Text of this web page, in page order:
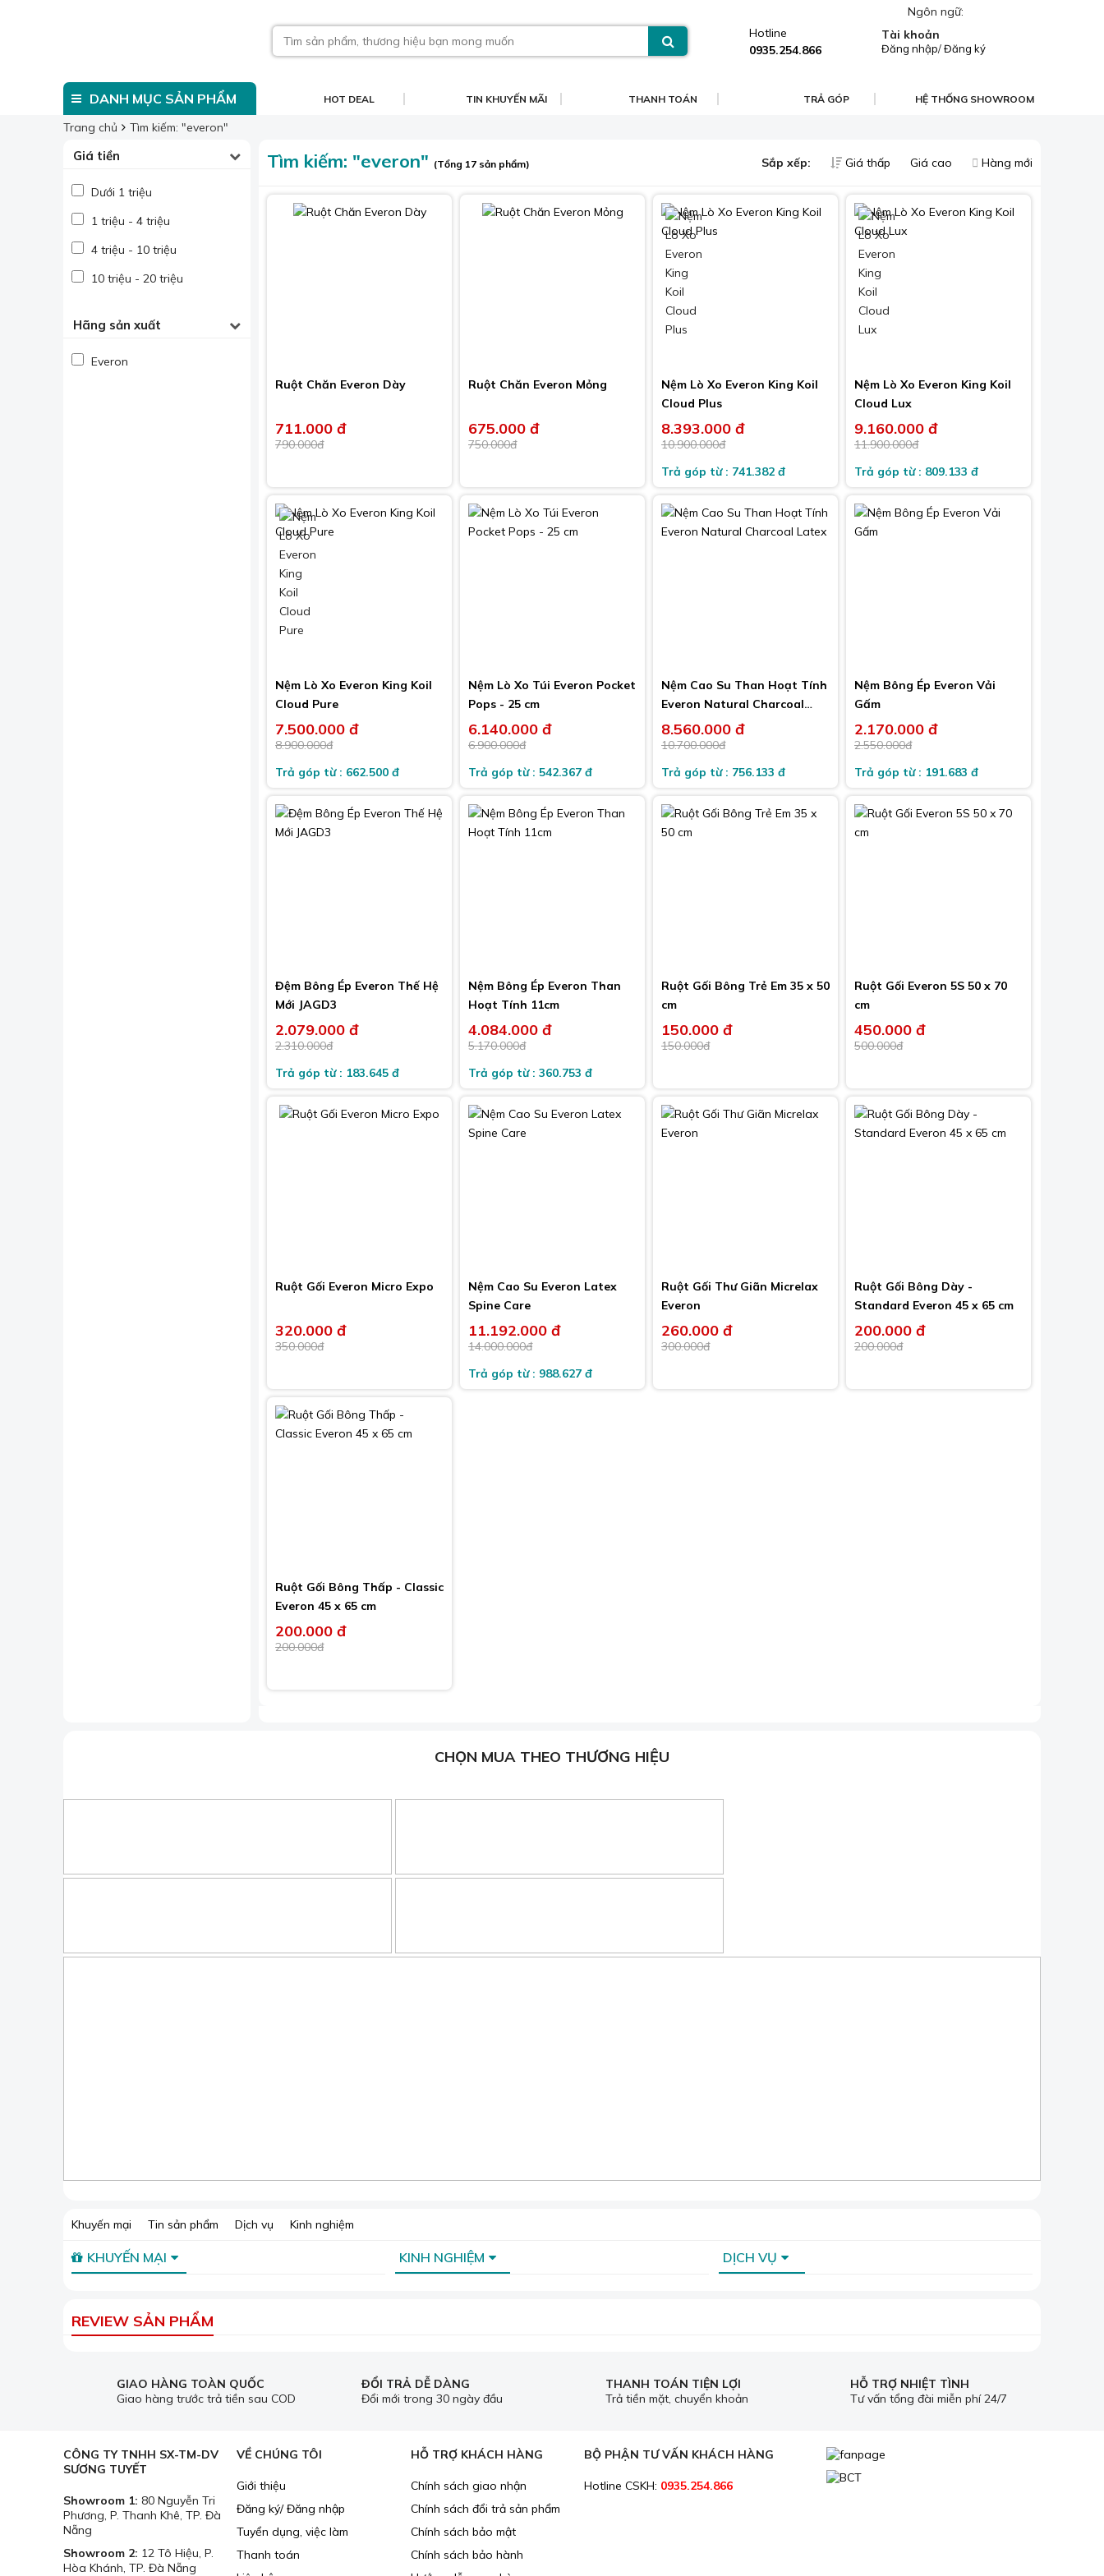
Ngôn ngữ:
Hotline
0935.254.866
Tài khoản
Đăng nhập/Đăng ký
DANH MỤC SẢN PHẨM HOT DEAL TIN KHUYẾN MÃI THANH TOÁN TRẢ GÓP HỆ THỐNG SHOWROOM
Trang chủ Tìm kiếm: "everon"
Giá tiền
Dưới 1 triệu
1 triệu - 4 triệu
4 triệu - 10 triệu
10 triệu - 20 triệu
Hãng sản xuất
Everon
Tìm kiếm: "everon" (Tổng 17 sản phẩm) Sắp xếp: Giá thấp Giá cao Hàng mới
Ruột Chăn Everon Dày
711.000 đ
790.000đ
Ruột Chăn Everon Mỏng
675.000 đ
750.000đ
Nệm Lò Xo Everon King Koil
Cloud Plus
8.393.000 đ
10.900.000đ
Trả góp từ : 741.382 đ
Nệm Lò Xo Everon King Koil
Cloud Lux
9.160.000 đ
11.900.000đ
Trả góp từ : 809.133 đ
Nệm Lò Xo Everon King Koil
Cloud Pure
7.500.000 đ
8.900.000đ
Trả góp từ : 662.500 đ
Nệm Lò Xo Túi Everon Pocket
Pops - 25 cm
6.140.000 đ
6.900.000đ
Trả góp từ : 542.367 đ
Nệm Cao Su Than Hoạt Tính
Everon Natural Charcoal
Latex
8.560.000 đ
10.700.000đ
Trả góp từ : 756.133 đ
Nệm Bông Ép Everon Vải
Gấm
2.170.000 đ
2.550.000đ
Trả góp từ : 191.683 đ
Đệm Bông Ép Everon Thế Hệ
Mới JAGD3
2.079.000 đ
2.310.000đ
Trả góp từ : 183.645 đ
Nệm Bông Ép Everon Than
Hoạt Tính 11cm
4.084.000 đ
5.170.000đ
Trả góp từ : 360.753 đ
Ruột Gối Bông Trẻ Em 35 x 50
cm
150.000 đ
150.000đ
Ruột Gối Everon 5S 50 x 70
cm
450.000 đ
500.000đ
Ruột Gối Everon Micro Expo
320.000 đ
350.000đ
Nệm Cao Su Everon Latex
Spine Care
11.192.000 đ
14.000.000đ
Trả góp từ : 988.627 đ
Ruột Gối Thư Giãn Micrelax
Everon
260.000 đ
300.000đ
Ruột Gối Bông Dày -
Standard Everon 45 x 65 cm
200.000 đ
200.000đ
Ruột Gối Bông Thấp - Classic
Everon 45 x 65 cm
200.000 đ
200.000đ
CHỌN MUA THEO THƯƠNG HIỆU
Khuyến mại Tin sản phẩm Dịch vụ Kinh nghiệm
KHUYẾN MẠI KINH NGHIỆM DỊCH VỤ
REVIEW SẢN PHẨM
GIAO HÀNG TOÀN QUỐC
Giao hàng trước trả tiền sau COD
ĐỔI TRẢ DỄ DÀNG
Đổi mới trong 30 ngày đầu
THANH TOÁN TIỆN LỢI
Trả tiền mặt, chuyển khoản
HỖ TRỢ NHIỆT TÌNH
Tư vấn tổng đài miễn phí 24/7
CÔNG TY TNHH SX-TM-DV
SƯƠNG TUYẾT
Showroom 1: 80 Nguyễn Tri
Phương, P. Thanh Khê, TP. Đà
Nẵng
Showroom 2: 12 Tô Hiệu, P.
Hòa Khánh, TP. Đà Nẵng
VỀ CHÚNG TÔI
Giới thiệu
Đăng ký/ Đăng nhập
Tuyển dụng, việc làm
Thanh toán
HỖ TRỢ KHÁCH HÀNG
Chính sách giao nhận
Chính sách đổi trả sản phẩm
Chính sách bảo mật
Chính sách bảo hành
BỘ PHẬN TƯ VẤN KHÁCH HÀNG
Hotline CSKH: 0935.254.866